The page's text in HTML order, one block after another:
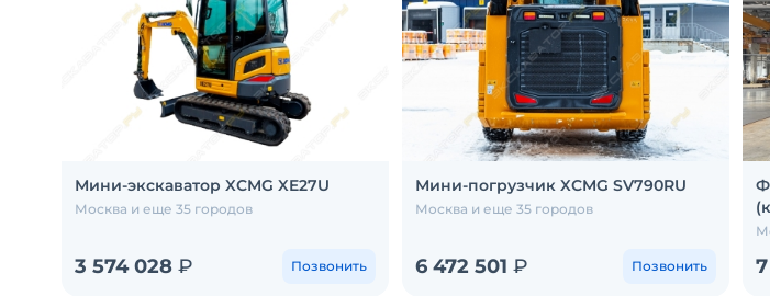
Мини-экскаватор XCMG XE27U
Москва и еще 35 городов
3 574 028 ₽ Позвонить
Мини-погрузчик XCMG SV790RU
Москва и еще 35 городов
6 472 501 ₽ Позвонить